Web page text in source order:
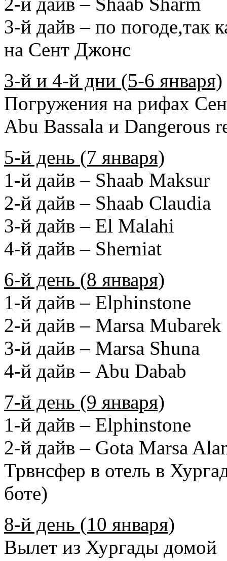
3-й дайв – по погоде,так
на Сент Джонс
3-й и 4-й дни (5-6 января)
Погружения на рифах
Abu Bassala и Dangerous
5-й день (7 января)
1-й дайв – Shaab Maksur
2-й дайв – Shaab Claudia
3-й дайв – El Malahi
4-й дайв – Sherniat
6-й день (8 января)
1-й дайв – Elphinstone
2-й дайв – Marsa Mubarek
3-й дайв – Marsa Shuna
4-й дайв – Abu Dabab
7-й день (9 января)
1-й дайв – Elphinstone
2-й дайв – Gota Marsa
Трвнсфер в отель в
боте)
8-й день (10 января)
Вылет из Хургады домой